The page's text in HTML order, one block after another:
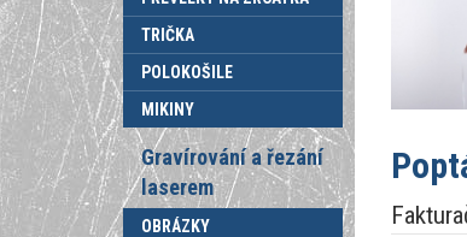
TRIČKA
POLOKOŠILE
MIKINY
Gravírování a řezání
laserem
OBRÁZKY